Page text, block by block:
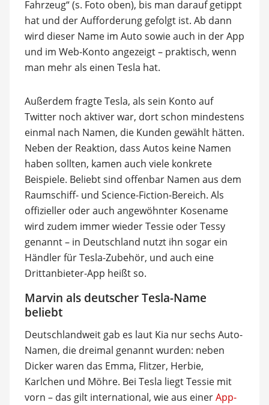
Fahrzeug“ (s. Foto oben), bis man darauf getippt
hat und der Aufforderung gefolgt ist. Ab dann
wird dieser Name im Auto sowie auch in der App
und im Web-Konto angezeigt – praktisch, wenn
man mehr als einen Tesla hat.
Außerdem fragte Tesla, als sein Konto auf
Twitter noch aktiver war, dort schon mindestens
einmal nach Namen, die Kunden gewählt hätten.
Neben der Reaktion, dass Autos keine Namen
haben sollten, kamen auch viele konkrete
Beispiele. Beliebt sind offenbar Namen aus dem
Raumschiff- und Science-Fiction-Bereich. Als
offizieller oder auch angewöhnter Kosename
wird zudem immer wieder Tessie oder Tessy
genannt – in Deutschland nutzt ihn sogar ein
Händler für Tesla-Zubehör, und auch eine
Drittanbieter-App heißt so.
Marvin als deutscher Tesla-Name
beliebt
Deutschlandweit gab es laut Kia nur sechs Auto-
Namen, die dreimal genannt wurden: neben
Dicker waren das Emma, Flitzer, Herbie,
Karlchen und Möhre. Bei Tesla liegt Tessie mit
vorn – das gilt international, wie aus einerApp-